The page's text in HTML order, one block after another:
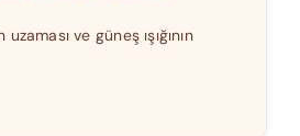
ve güneş ışığının